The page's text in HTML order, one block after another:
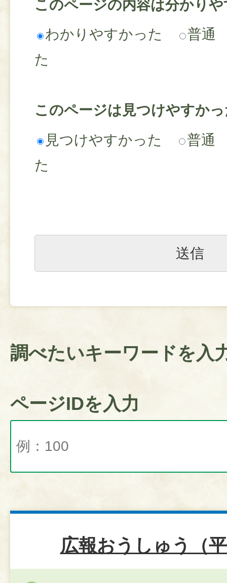
このページの内容は分かり
わかりやすかった
普通
た
このページは見つけやすか
見つけやすかった
普通
た
調べたいキーワードを入
ページIDを入力
広報おうしゅう（